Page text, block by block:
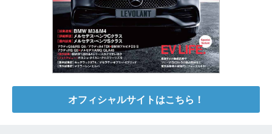
オフィシャルサイトはこちら！